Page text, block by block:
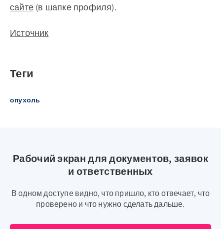
сайте (в шапке профиля).
Источник
Теги
опухоль
Рабочий экран для документов, заявок
и ответственных
В одном доступе видно, что пришло, кто отвечает, что
проверено и что нужно сделать дальше.